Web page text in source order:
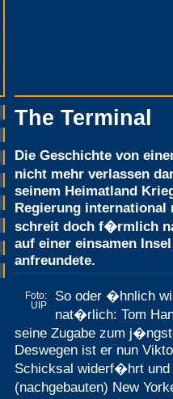
The Terminal
Die Geschichte von
nicht mehr verlassen
seinem Heimatland
Regierung
schreit doch f�rmlich
auf einer einsamen
anfreundete.
Foto:
UIP
So oder �hnlich
nat�rlich: Tom
seine Zugabe zum
Deswegen ist er nun
Schicksal widerf�hrt und
(nachgebauten) New